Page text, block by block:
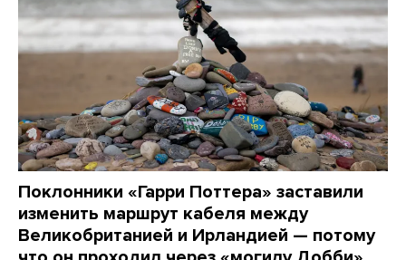
Поклонники «Гарри Поттера» заставили
изменить маршрут кабеля между
Великобританией и Ирландией — потому